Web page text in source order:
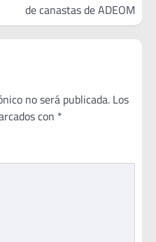
de canastas de ADEOM
no será publicada. Los
con *